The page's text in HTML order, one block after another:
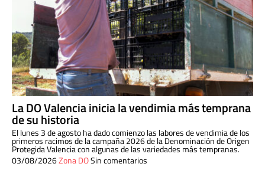
La DO Valencia inicia la vendimia más temprana
de su historia
El lunes 3 de agosto ha dado comienzo las labores de vendimia de los
primeros racimos de la campaña 2026 de la Denominación de Origen
Protegida Valencia con algunas de las variedades más tempranas.
03/08/2026Zona DOSin comentarios